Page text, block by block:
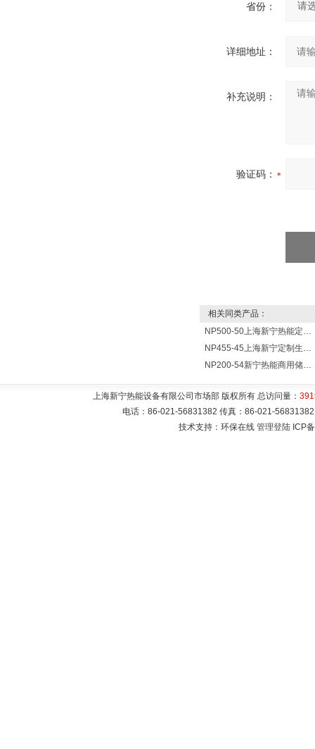
省份：
详细地址：
补充说明：
验证码：
相关同类产品：
NP500-50上海新宁热能定制各式不锈钢水箱容器
NP455-45上海新宁定制生产各式不锈钢容器
NP200-54新宁热能商用储水式电热水器V=200升N=54千瓦
上海新宁热能设备有限公司市场部 版权所有 总访问量：
电话：86-021-56831382 传真：86-021-
技术支持：环保在线 管理登陆 ICP